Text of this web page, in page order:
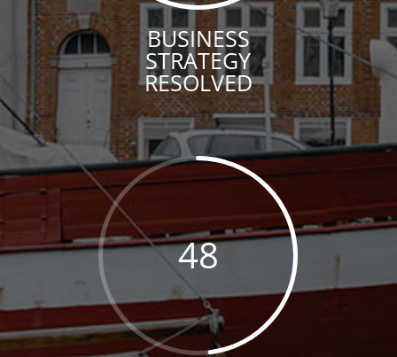
BUSINESS
STRATEGY
RESOLVED
48